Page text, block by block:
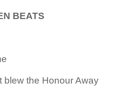
BEATS
blew the Honour Away